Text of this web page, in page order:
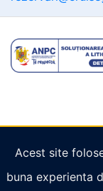
Acest site
buna experienta
Copyright ©